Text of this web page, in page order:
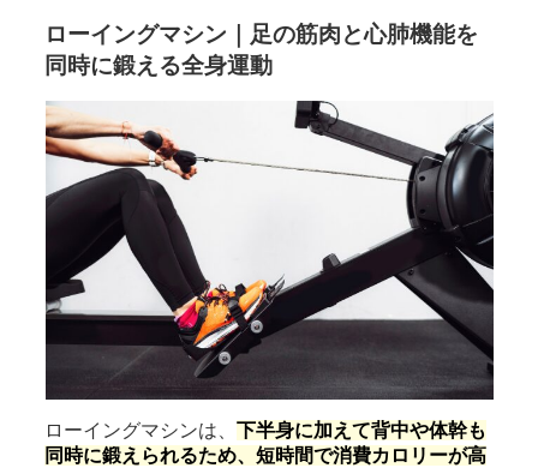
ローイングマシン｜足の筋肉と心肺機能を
同時に鍛える全身運動
ローイングマシンは、下半身に加えて背中や体幹も
同時に鍛えられるため、短時間で消費カロリーが高